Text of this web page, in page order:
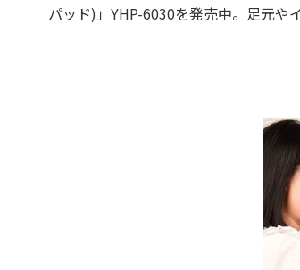
パッド)」YHP-6030を発売中。足元や